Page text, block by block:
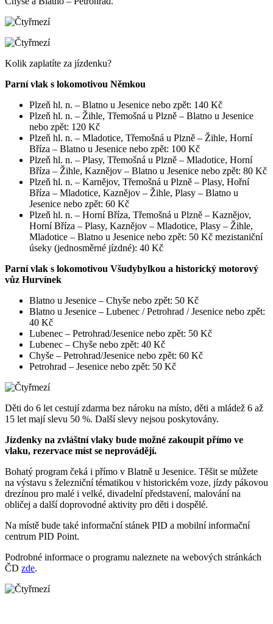
Kolik zaplatíte za jízdenku?
Parní vlak s lokomotivou Němkou
Plzeň hl. n. – Blatno u Jesenice nebo zpět: 140 Kč
Plzeň hl. n. – Žihle, Třemošná u Plzně – Blatno u Jesenice
nebo zpět: 120 Kč
Plzeň hl. n. – Mladotice, Třemošná u Plzně – Žihle, Horní
Bříza – Blatno u Jesenice nebo zpět: 100 Kč
Plzeň hl. n. – Plasy, Třemošná u Plzně – Mladotice, Horní
Bříza – Žihle, Kaznějov – Blatno u Jesenice nebo zpět: 80 Kč
Plzeň hl. n. – Karnějov, Třemošná u Plzně – Plasy, Hořní
Bříza – Mladotice, Kaznějov – Žihle, Plasy – Blatno u
Jesenice nebo zpět: 60 Kč
Plzeň hl. n. – Horní Bříza, Třemošná u Plzně – Kaznějov,
Horní Bříza – Plasy, Kaznějov – Mladotice, Plasy – Žihle,
Mladotice – Blatno u Jesenice nebo zpět: 50 Kč mezistaniční
úseky (jednosměrné jízdné): 40 Kč
Parní vlak s lokomotivou Všudybylkou a historický motorový
vůz Hurvínek
Blatno u Jesenice – Chyše nebo zpět: 50 Kč
Blatno u Jesenice – Lubenec / Petrohrad / Jesenice nebo zpět:
40 Kč
Lubenec – Petrohrad/Jesenice nebo zpět: 50 Kč
Lubenec – Chyše nebo zpět: 40 Kč
Chyše – Petrohrad/Jesenice nebo zpět: 60 Kč
Petrohrad – Jesenice nebo zpět: 50 Kč
Děti do 6 let cestují zdarma bez nároku na místo, děti a mládež 6 až
15 let mají slevu 50 %. Další slevy nejsou poskytovány.
Jízdenky na zvláštní vlaky bude možné zakoupit přímo ve
vlaku, rezervace míst se neprovádějí.
Bohatý program čeká i přímo v Blatně u Jesenice. Těšit se můžete
na výstavu s železniční tématikou v historickém voze, jízdy pákovou
drezínou pro malé i velké, divadelní představení, malování na
obličej a další doprovodné aktivity pro děti i dospělé.
Na místě bude také informační stánek PID a mobilní informační
centrum PID Point.
Podrobné informace o programu naleznete na webových stránkách
ČD zde.